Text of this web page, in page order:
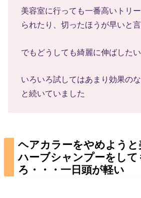
美容室に行っても一番高いトリ
られたり、切ったほうが早いと
でもどうしても綺麗に伸ばしたい
いろいろ試してはあまり効果の
と続いていました
ヘアカラーをやめよう
ハーブシャンプーをし
ろ・・・一日頭が軽い